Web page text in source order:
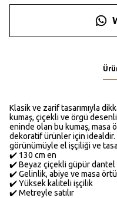
Klasik ve zarif tasarımıyla
kumaş, çiçekli ve örgü desenli
eninde olan bu kumaş, masa
dekoratif ürünler için idealdir.
görünümüyle el işçiliği ve
✔️ 130 cm en
✔️ Beyaz çiçekli güpür dantel
✔️ Gelinlik, abiye ve masa
✔️ Yüksek kaliteli işçilik
✔️ Metreyle satılır